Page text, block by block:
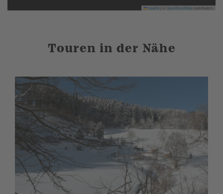
Leaflet OpenStreetMapcontributors
Touren in der Nähe